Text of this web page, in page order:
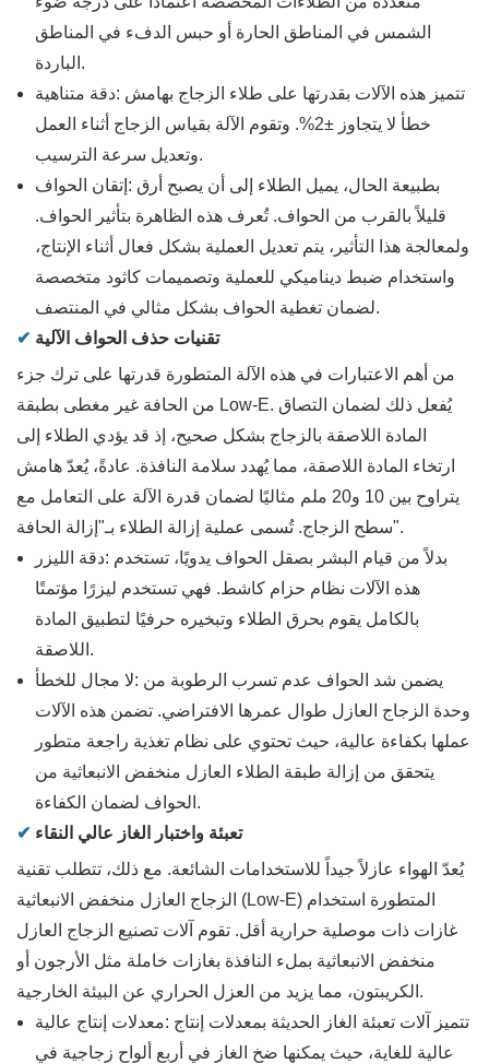
الشمس في المناطق الحارة أو حبس الدفء في المناطق
الباردة.
دقة متناهية: تتميز هذه الآلات بقدرتها على طلاء الزجاج بهامش
خطأ لا يتجاوز ±2%. وتقوم الآلة بقياس الزجاج أثناء العمل
وتعديل سرعة الترسيب.
إتقان الحواف: بطبيعة الحال، يميل الطلاء إلى أن يصبح أرق
قليلاً بالقرب من الحواف. تُعرف هذه الظاهرة بتأثير الحواف.
ولمعالجة هذا التأثير، يتم تعديل العملية بشكل فعال أثناء الإنتاج،
واستخدام ضبط ديناميكي للعملية وتصميمات كاثود متخصصة
لضمان تغطية الحواف بشكل مثالي في المنتصف.
✔ تقنيات حذف الحواف الآلية
من أهم الاعتبارات في هذه الآلة المتطورة قدرتها على ترك جزء
من الحافة غير مغطى بطبقة Low-E. يُفعل ذلك لضمان التصاق
المادة اللاصقة بالزجاج بشكل صحيح، إذ قد يؤدي الطلاء إلى
ارتخاء المادة اللاصقة، مما يُهدد سلامة النافذة. عادةً، يُعدّ هامش
يتراوح بين 10 و20 ملم مثاليًا لضمان قدرة الآلة على التعامل مع
سطح الزجاج. تُسمى عملية إزالة الطلاء بـ"إزالة الحافة".
دقة الليزر: بدلاً من قيام البشر بصقل الحواف يدويًا، تستخدم
هذه الآلات نظام حزام كاشط. فهي تستخدم ليزرًا مؤتمتًا
بالكامل يقوم بحرق الطلاء وتبخيره حرفيًا لتطبيق المادة
اللاصقة.
لا مجال للخطأ: يضمن شد الحواف عدم تسرب الرطوبة من
وحدة الزجاج العازل طوال عمرها الافتراضي. تضمن هذه الآلات
عملها بكفاءة عالية، حيث تحتوي على نظام تغذية راجعة متطور
يتحقق من إزالة طبقة الطلاء العازل منخفض الانبعاثية من
الحواف لضمان الكفاءة.
✔ تعبئة واختبار الغاز عالي النقاء
يُعدّ الهواء عازلاً جيداً للاستخدامات الشائعة. مع ذلك، تتطلب تقنية
الزجاج العازل منخفض الانبعاثية (Low-E) المتطورة استخدام
غازات ذات موصلية حرارية أقل. تقوم آلات تصنيع الزجاج العازل
منخفض الانبعاثية بملء النافذة بغازات خاملة مثل الأرجون أو
الكريبتون، مما يزيد من العزل الحراري عن البيئة الخارجية.
معدلات إنتاج عالية: تتميز آلات تعبئة الغاز الحديثة بمعدلات إنتاج
عالية للغاية، حيث يمكنها ضخ الغاز في أربع ألواح زجاجية في